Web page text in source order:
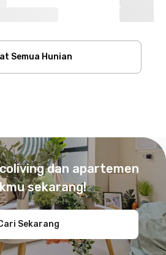
Semua Hunian
dan apartemen
sekarang!
Sekarang